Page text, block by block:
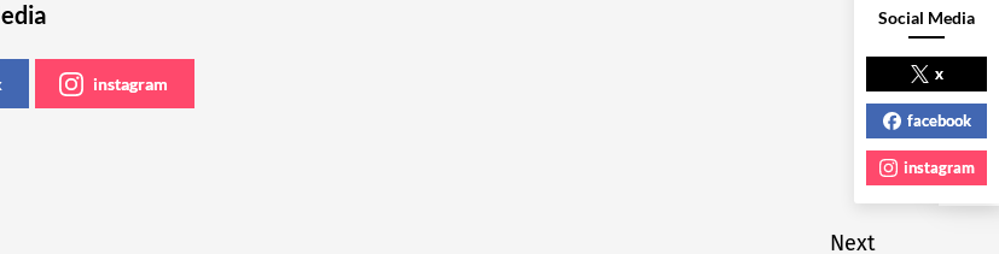
instagram
Next
NEXT POST
Social Media
x
facebook
instagram